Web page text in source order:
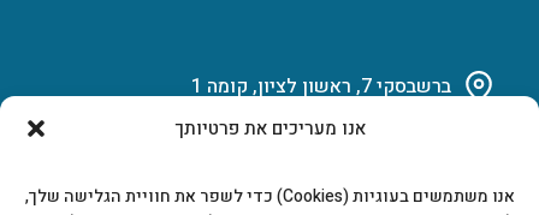
אנו מעריכים את פרטיותך
אנו משתמשים בעוגיות (Cookies) כדי לשפר את חוויית הגלישה שלך,
ברשבסקי 7, ראשון לציון, קומה 1